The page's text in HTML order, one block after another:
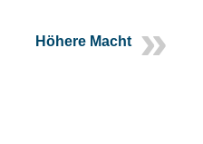
Höhere Macht